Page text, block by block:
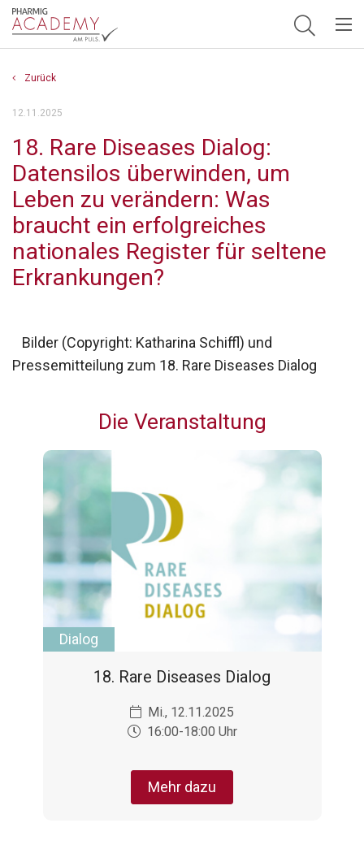
Hauptnavigation
Zurück
12.11.2025
18. Rare Diseases Dialog:
Datensilos überwinden, um
Leben zu verändern: Was
braucht ein erfolgreiches
nationales Register für seltene
Erkrankungen?
Bilder (Copyright: Katharina Schiffl) und
Pressemitteilung zum 18. Rare Diseases Dialog
Die Veranstaltung
Dialog
18. Rare Diseases Dialog
Mi., 12.11.2025
16:00-18:00 Uhr
Mehr dazu